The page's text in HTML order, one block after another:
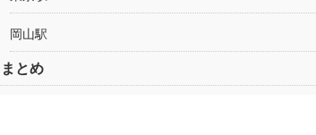
岡山駅
まとめ